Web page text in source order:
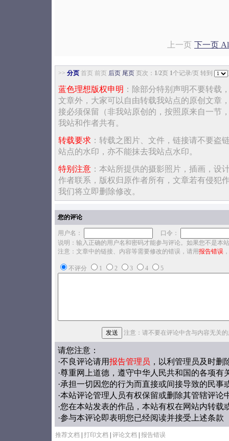
上一页 下一页
>> 分页 首页 前页 后页 尾页 页次： 1/2页 1个记录/页 转到
蓝色理想版权申明 ：除部分特别声明不要转载
文章外，大家可以自由转载我站点的原创文章
接必须保留（非我站原创的，按照原来自一节
我站和作者共有。
转载要求 ：转载之图片、文件，链接请不要盗
站点的水印，亦不能抹去我站点水印。
特别注意 ：本站所提供的摄影照片，插画，设
作者联系，版权归原作者所有，文章若有侵犯
我们将立即删除修改。
您的评论
用户名：
口令：
说明：输入正确的用户名和密码才能参与评论。如果您不是本
注意：文章中的链接、内容等需要修改的错误，请用报告错误
不评分 1 2 3 4 5
注意：请不要在评论中含与内容无关
请您注意：
·不良评论请用报告管理员 ，以利管理员及时删
·尊重网上道德，遵守中华人民共和国的各项有
·承担一切因您的行为而直接或间接导致的民事
·本站评论管理人员有权保留或删除其管辖评论
·您在本站发表的作品，本站有权在网站内转载
·参与本评论即表明您已经阅读并接受上述条款
推荐文档 打印文档 评论文档 报告错误